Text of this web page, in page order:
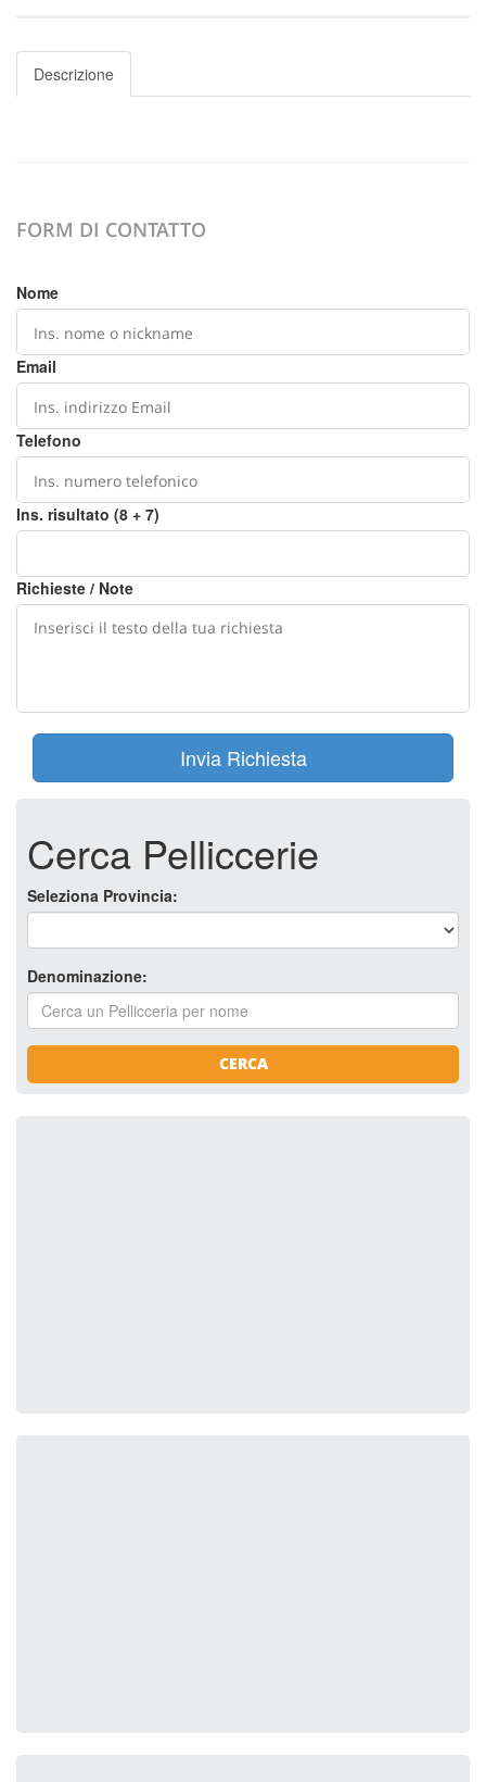
Descrizione
FORM DI CONTATTO
Nome
Email
Telefono
Ins. risultato (8 + 7)
Richieste / Note
Invia Richiesta
Cerca Pelliccerie
Seleziona Provincia:
Denominazione:
CERCA